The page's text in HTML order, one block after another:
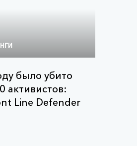
было убито
активистов:
Line Defender